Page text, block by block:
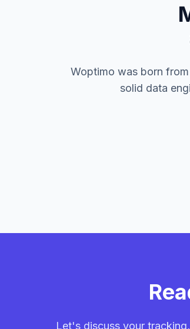
Woptimo was born
solid data
Let's discuss your